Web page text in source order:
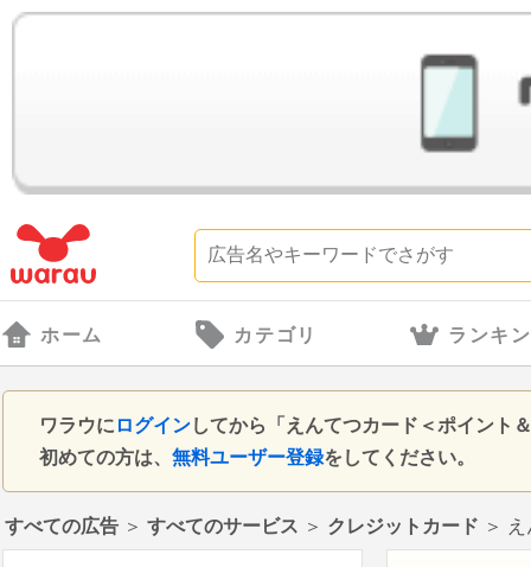
ホーム カテゴリ ランキ
ワラウに ログインしてから「えんてつカード＜ポイント
初めての方は、 無料ユーザー登録をしてください。
すべての広告 ＞ すべてのサービス ＞ クレジットカード ＞